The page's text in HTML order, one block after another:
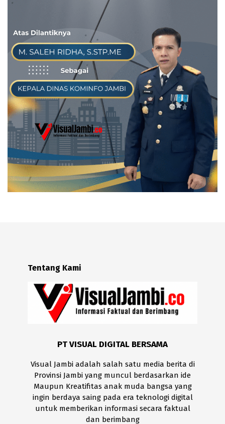
Tentang Kami
PT VISUAL DIGITAL BERSAMA
Visual Jambi adalah salah satu media berita di
Provinsi Jambi yang muncul berdasarkan ide
Maupun Kreatifitas anak muda bangsa yang
ingin berdaya saing pada era teknologi digital
untuk memberikan informasi secara faktual
dan berimbang